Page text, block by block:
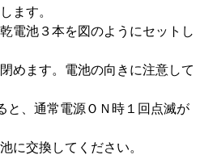
ます。
電池３本を図のようにセットし
めます。電池の向きに注意して
と、通常電源ＯＮ時１回点滅が
に交換してください。